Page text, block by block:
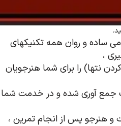
ساده و روان همه تکنیکهای
،
نتها) را برای شما هنرجویان
جمع آوری شده و در خدمت شما
هنرجو پس از انجام تمرین ،